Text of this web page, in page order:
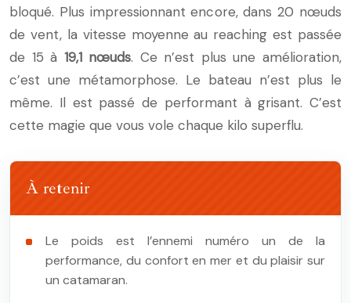
bloqué. Plus impressionnant encore, dans 20 nœuds
de vent, la vitesse moyenne au reaching est passée
de 15 à 19,1 nœuds. Ce n’est plus une amélioration,
c’est une métamorphose. Le bateau n’est plus le
même. Il est passé de performant à grisant. C’est
cette magie que vous vole chaque kilo superflu.
À retenir
Le poids est l’ennemi numéro un de la
performance, du confort en mer et du plaisir sur
un catamaran.